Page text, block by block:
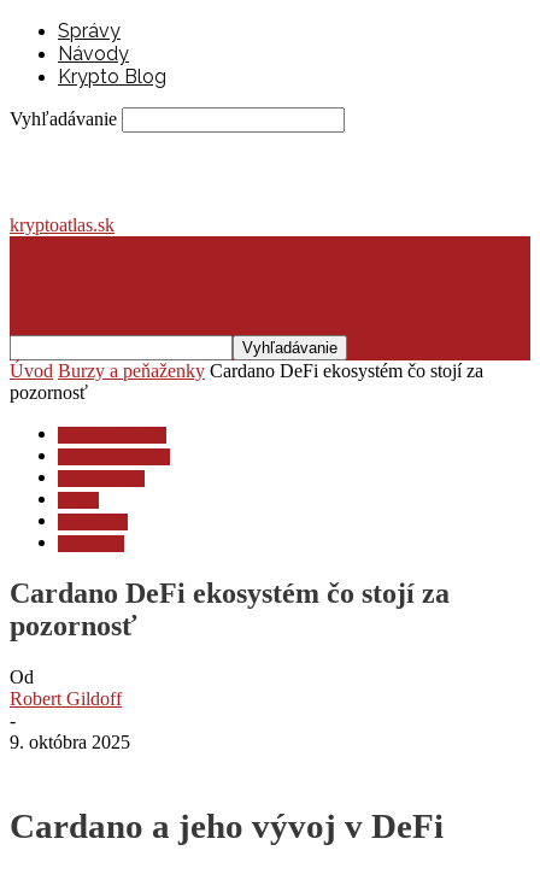
Správy
Návody
Krypto Blog
Vyhľadávanie
kryptoatlas.sk
Úvod Burzy a peňaženky Cardano DeFi ekosystém čo stojí za
pozornosť
Cardano DeFi ekosystém čo stojí za
pozornosť
Od
Robert Gildoff
-
9. októbra 2025
Cardano a jeho vývoj v DeFi